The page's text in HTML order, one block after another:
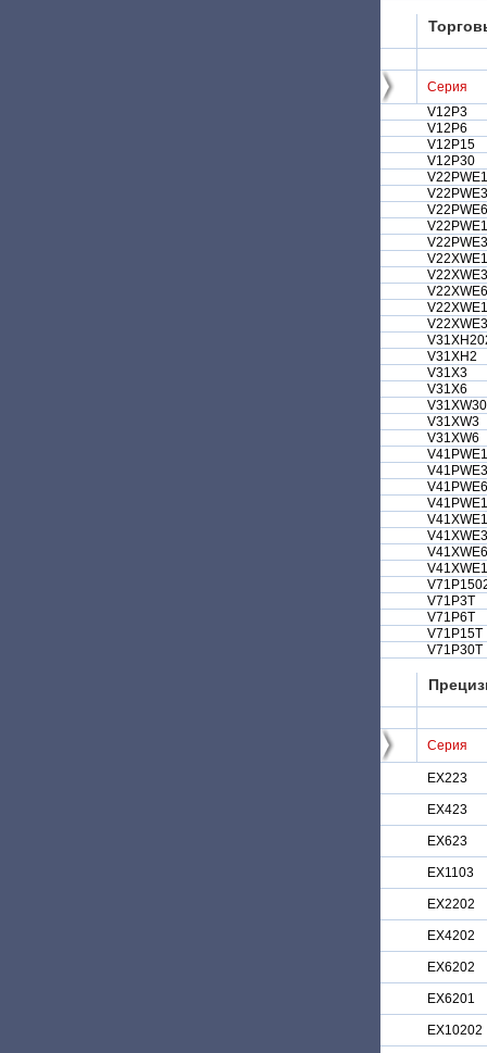
Серия
V12P3
V12P6
V12P15
V12P30
V31XH2
V31X3
V31X6
V31XW3
V31XW6
V71P3T
V71P6T
V71P15T
V71P30T
Серия
EX223
EX423
EX623
EX1103
EX2202
EX4202
EX6202
EX6201
EX10202